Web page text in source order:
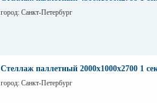
город: Санкт-Петербург
Стеллаж паллетный 2000х1000х2700 1
город: Санкт-Петербург